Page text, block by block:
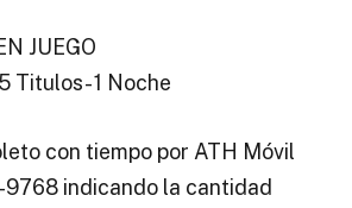
JUEGO
Titulos- 1 Noche
con tiempo por ATH Móvil
indicando la cantidad